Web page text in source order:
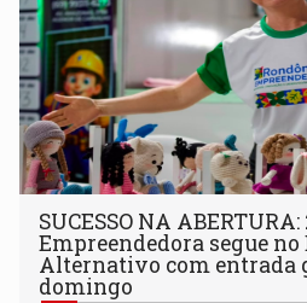
SUCESSO NA
Empreendedora segue no
Alternativo com entrada
domingo